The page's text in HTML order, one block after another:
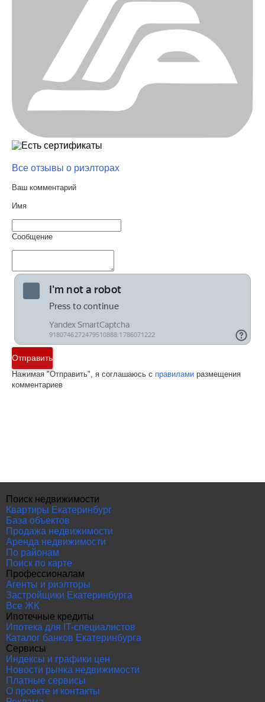
Все отзывы о риэлторах
Ваш комментарий
Имя
Сообщение
Отправить
Нажимая "Отправить", я соглашаюсь с правилами размещения
комментариев
Поиск недвижимости
Квартиры Екатеринбург
База объектов
Продажа недвижимости
Аренда недвижимости
По районам
Поиск по карте
Профессионалам
Агенты и риэлторы
Застройщики Екатеринбурга
Все ЖК
Ипотечные кредиты
Ипотека для IT-специалистов
Каталог банков Екатеринбурга
Сервисы
Индексы и графики цен
Новости рынка недвижимости
Платные сервисы
О проекте и контакты